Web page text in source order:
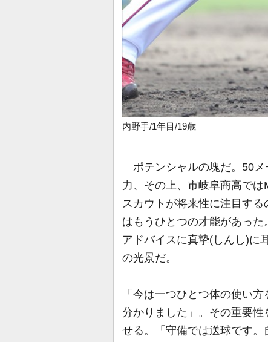
内野手/1年目/19歳
ポテンシャルの塊だ。50メ
力、その上、市岐阜商高では
スカウトが将来性に注目する
はもうひとつの才能があっ
アドバイスに真摯(しんし)に
の光景だ。
「今は一つひとつ体の使い
分かりました」。その重要
せる。「守備では送球です